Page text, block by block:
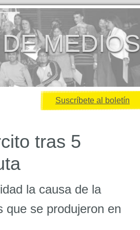
MEDIOS
Suscríbete al boletín
tras 5
la causa de la
que se produjeron en